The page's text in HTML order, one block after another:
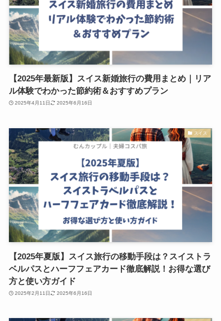
【2025年最新版】スイス新婚旅行の費用まとめ｜リア
ル体験でわかった節約術＆おすすめプラン
2025年4月11日 2025年6月16日
スイス
【2025年夏版】スイス旅行の移動手段は？スイストラ
ベルパスとハーフフェアカード徹底解説！お得な選び
方と使い方ガイド
2025年2月11日 2025年6月16日